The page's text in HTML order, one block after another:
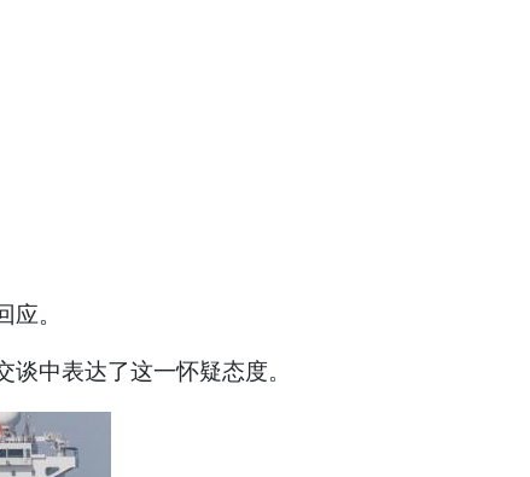
。
中表达了这一怀疑态度。